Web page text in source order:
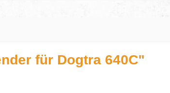
für Dogtra 640C"